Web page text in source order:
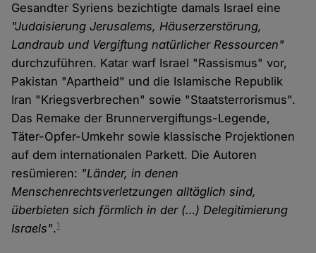
Gesandter Syriens bezichtigte damals Israel eine
"Judaisierung Jerusalems, Häuserzerstörung,
Landraub und Vergiftung natürlicher Ressourcen"
durchzuführen. Katar warf Israel "Rassismus" vor,
Pakistan "Apartheid" und die Islamische Republik
Iran "Kriegsverbrechen" sowie "Staatsterrorismus".
Das Remake der Brunnervergiftungs-Legende,
Täter-Opfer-Umkehr sowie klassische Projektionen
auf dem internationalen Parkett. Die Autoren
resümieren: "Länder, in denen
Menschenrechtsverletzungen alltäglich sind,
überbieten sich förmlich in der (…) Delegitimierung
Israels".1